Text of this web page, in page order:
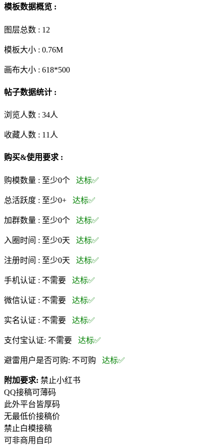
模板数据概览 :
图层总数 : 12
模板大小 : 0.76M
画布大小 : 618*500
帖子数据统计 :
浏览人数 : 34人
收藏人数 : 11 人
购买&使用要求 :
购模数量 : 至少0个 达标✅
总活跃度 : 至少0+ 达标✅
加群数量 : 至少0个 达标✅
入圈时间 : 至少0天 达标✅
注册时间 : 至少0天 达标✅
手机认证 : 不需要 达标✅
微信认证 : 不需要 达标✅
实名认证 : 不需要 达标✅
支付宝认证: 不需要 达标✅
避雷用户是否可购: 不可购 达标✅
附加要求: 禁止小红书
QQ接稿可薄码
此外平台皆厚码
无最低价接稿价
禁止白模接稿
可非商用自印